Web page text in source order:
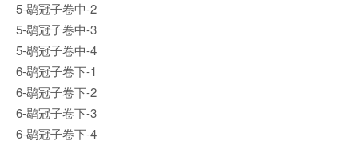
5-鹖冠子卷中-2
5-鹖冠子卷中-3
5-鹖冠子卷中-4
6-鹖冠子卷下-1
6-鹖冠子卷下-2
6-鹖冠子卷下-3
6-鹖冠子卷下-4